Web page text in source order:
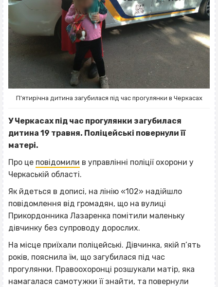
П’ятирічна дитина загубилася під час прогулянки в Черкасах
У Черкасах під час прогулянки загубилася
дитина 19 травня. Поліцейські повернули її
матері.
Про це повідомили в управлінні поліції охорони у
Черкаській області.
Як йдеться в дописі, на лінію «102» надійшло
повідомлення від громадян, що на вулиці
Прикордонника Лазаренка помітили маленьку
дівчинку без супроводу дорослих.
На місце приїхали поліцейські. Дівчинка, якій п’ять
років, пояснила їм, що загубилася під час
прогулянки. Правоохоронці розшукали матір, яка
намагалася самотужки її знайти, та повернули